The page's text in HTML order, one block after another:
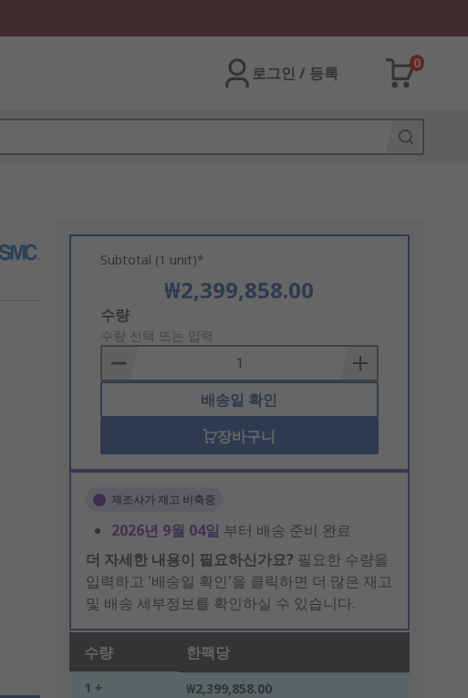
로그인 / 등록
0
Subtotal (1 unit)*
₩2,399,858.00
Add
to
Basket
수량
수량 선택 또는 입력
배송일 확인
장바구니
제조사가 재고 비축중
2026년 9월 04일 부터 배송 준비 완료
더 자세한 내용이 필요하신가요? 필요한 수량을
입력하고 '배송일 확인'을 클릭하면 더 많은 재고
및 배송 세부정보를 확인하실 수 있습니다.
수량 한팩당
1 + ₩2,399,858.00